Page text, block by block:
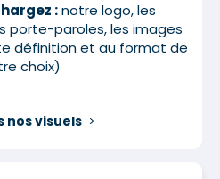
:notre logo, les
porte-paroles, les images
définition et au format de
choix)
nos visuels